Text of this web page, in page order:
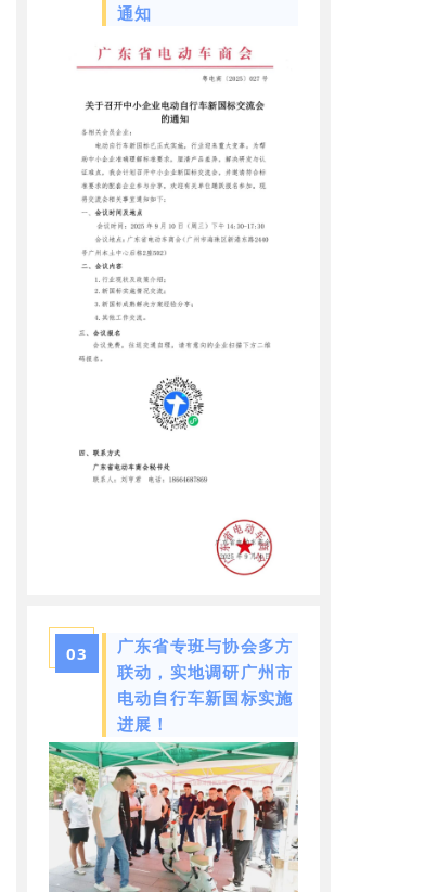
通知
03
广东省专班与协会多方
联动，实地调研广州市
电动自行车新国标实施
进展！